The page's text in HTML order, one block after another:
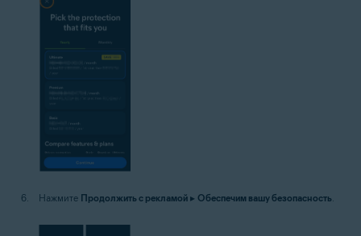
Нажмите Продолжить с рекламой ▸ Обеспечим вашу безопасность